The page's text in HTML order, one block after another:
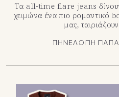
Τα all-time flare jeans
χειμώνα ένα πιο ρομαντικό
μας,
ΠΗΝΕΛΟΠΗ